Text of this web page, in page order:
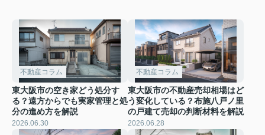
不動産コラム
東大阪市の空き家どう処分す
る？遠方からでも実家管理と処
分の進め方を解説
2026.06.30
不動産コラム
東大阪市の不動産売却相場はど
う変化している？布施八戸ノ里
の戸建て売却の判断材料を解説
2026.06.28